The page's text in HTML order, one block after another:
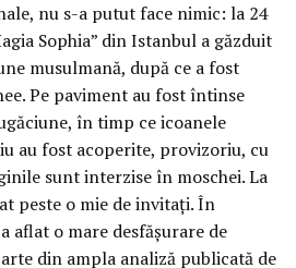
nu s-a putut face nimic: la 24
Sophia” din Istanbul a găzduit
musulmană, după ce a fost
Pe paviment au fost întinse
în timp ce icoanele
au fost acoperite, provizoriu, cu
sunt interzise în moschei. La
peste o mie de invitați. În
aflat o mare desfășurare de
din ampla analiză publicată de